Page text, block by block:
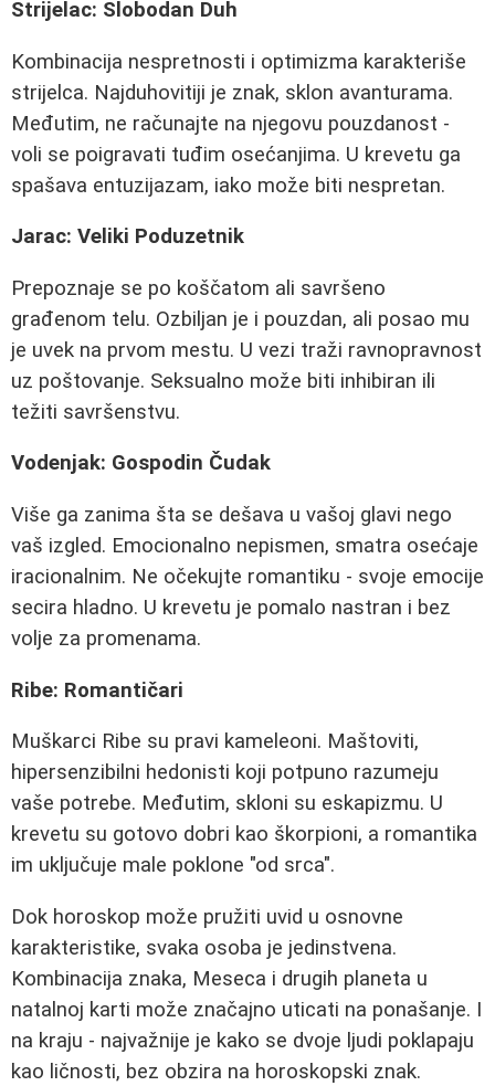
Strijelac: Slobodan Duh
Kombinacija nespretnosti i optimizma karakteriše
strijelca. Najduhovitiji je znak, sklon avanturama.
Međutim, ne računajte na njegovu pouzdanost -
voli se poigravati tuđim osećanjima. U krevetu ga
spašava entuzijazam, iako može biti nespretan.
Jarac: Veliki Poduzetnik
Prepoznaje se po koščatom ali savršeno
građenom telu. Ozbiljan je i pouzdan, ali posao mu
je uvek na prvom mestu. U vezi traži ravnopravnost
uz poštovanje. Seksualno može biti inhibiran ili
težiti savršenstvu.
Vodenjak: Gospodin Čudak
Više ga zanima šta se dešava u vašoj glavi nego
vaš izgled. Emocionalno nepismen, smatra osećaje
iracionalnim. Ne očekujte romantiku - svoje emocije
secira hladno. U krevetu je pomalo nastran i bez
volje za promenama.
Ribe: Romantičari
Muškarci Ribe su pravi kameleoni. Maštoviti,
hipersenzibilni hedonisti koji potpuno razumeju
vaše potrebe. Međutim, skloni su eskapizmu. U
krevetu su gotovo dobri kao škorpioni, a romantika
im uključuje male poklone "od srca".
Dok horoskop može pružiti uvid u osnovne
karakteristike, svaka osoba je jedinstvena.
Kombinacija znaka, Meseca i drugih planeta u
natalnoj karti može značajno uticati na ponašanje. I
na kraju - najvažnije je kako se dvoje ljudi poklapaju
kao ličnosti, bez obzira na horoskopski znak.